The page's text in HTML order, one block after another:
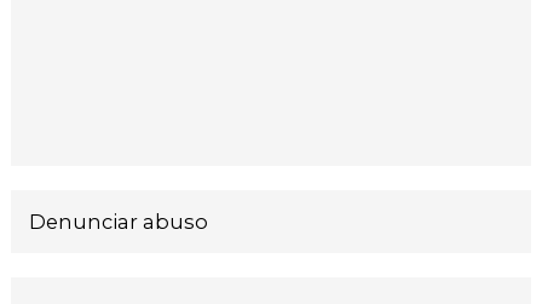
Denunciar abuso